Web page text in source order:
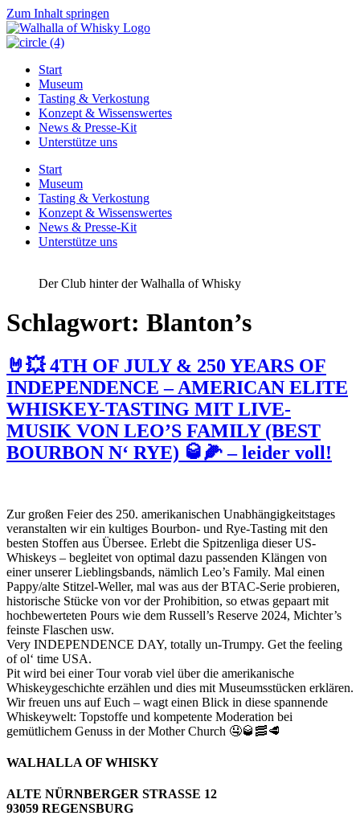
Zum Inhalt springen
Start
Museum
Tasting & Verkostung
Konzept & Wissenswertes
News & Presse-Kit
Unterstütze uns
Start
Museum
Tasting & Verkostung
Konzept & Wissenswertes
News & Presse-Kit
Unterstütze uns
Der Club hinter der Walhalla of Whisky
Schlagwort: Blanton’s
🤘💥 4TH OF JULY & 250 YEARS OF
INDEPENDENCE – AMERICAN ELITE
WHISKEY-TASTING MIT LIVE-
MUSIK VON LEO’S FAMILY (BEST
BOURBON N‘ RYE) 🥃🌽 – leider voll!
Zur großen Feier des 250. amerikanischen Unabhängigkeitstages
veranstalten wir ein kultiges Bourbon- und Rye-Tasting mit den
besten Stoffen aus Übersee. Erlebt die Spitzenliga dieser US-
Whiskeys – begleitet von optimal dazu passenden Klängen von
einer unserer Lieblingsbands, nämlich Leo’s Family. Mal einen
Pappy/alte Stitzel-Weller, mal was aus der BTAC-Serie probieren,
historische Stücke von vor der Prohibition, so etwas gepaart mit
hochbewerteten Pours wie dem Russell’s Reserve 2024, Michter’s
feinste Flaschen usw.
Very INDEPENDENCE DAY, totally un-Trumpy. Get the feeling
of ol‘ time USA.
Pit wird bei einer Tour vorab viel über die amerikanische
Whiskeygeschichte erzählen und dies mit Museumsstücken erklären.
Wir freuen uns auf Euch – wagt einen Blick in diese spannende
Whiskeywelt: Topstoffe und kompetente Moderation bei
gemütlichem Genuss in der Mother Church 🤤🥃🥓🥩
WALHALLA OF WHISKY
ALTE NÜRNBERGER STRASSE 12
93059 REGENSBURG